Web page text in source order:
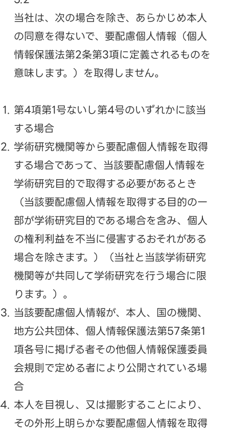
当社は、次の場合を除き、あらかじめ本人
の同意を得ないで、要配慮個人情報（個人
情報保護法第2条第3項に定義されるものを
意味します。）を取得しません。
第4項第1号ないし第4号のいずれかに該当
する場合
学術研究機関等から要配慮個人情報を取得
する場合であって、当該要配慮個人情報を
学術研究目的で取得する必要があるとき
（当該要配慮個人情報を取得する目的の一
部が学術研究目的である場合を含み、個人
の権利利益を不当に侵害するおそれがある
場合を除きます。）（当社と当該学術研究
機関等が共同して学術研究を行う場合に限
ります。）。
当該要配慮個人情報が、本人、国の機関、
地方公共団体、個人情報保護法第57条第1
項各号に掲げる者その他個人情報保護委員
会規則で定める者により公開されている場
合
本人を目視し、又は撮影することにより、
その外形上明らかな要配慮個人情報を取得